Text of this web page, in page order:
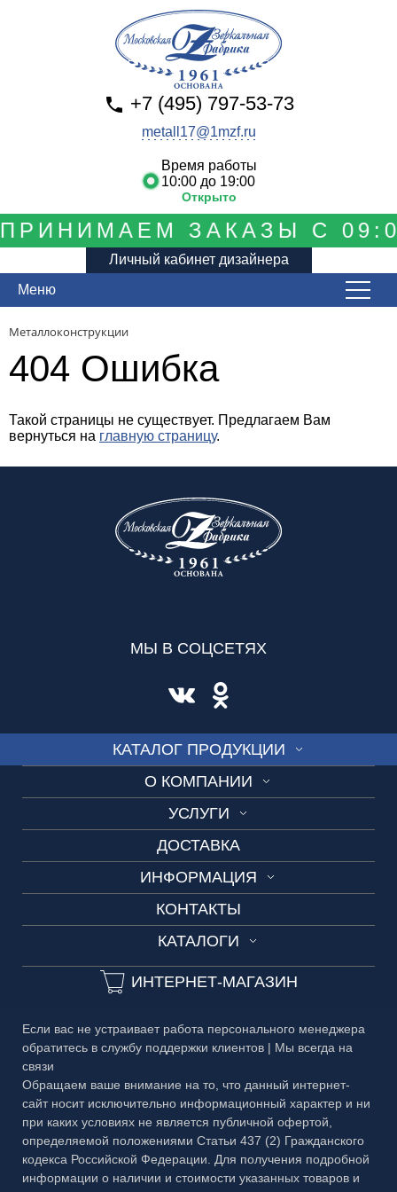
ЗАКАЗЫ С
Личный кабинет дизайнера
Время работы
10:00 до 19:00
Открыто
+7 (495) 797-53-73
metall17@1mzf.ru
Меню
Металлоконструкции
404 Ошибка
Такой страницы не существует. Предлагаем Вам
вернуться на главную страницу.
КАТАЛОГ ПРОДУКЦИИ
ЗЕРКАЛА
МЕТАЛЛ
О КОМПАНИИ
3D-тур на производство
УСЛУГИ
Изготовление по шаблону
Замеры и консультации
Разработка дизайн-проекта
ДОСТАВКА
ИНФОРМАЦИЯ
Технические условия
Сроки изготовления
Частые вопросы
Публичная оферта
КОНТАКТЫ
КАТАЛОГИ
Каталог №1 Зеркальные изделия
Каталог №3 Двери
Каталог №5 Стеклянные ограждения
Каталог №6 Металлоконструкции
Каталог №7 Матовые рисунки
ИНТЕРНЕТ-МАГАЗИН
МЫ В СОЦСЕТЯХ
Если вас не устраивает работа персонального менеджера
обратитесь в службу поддержки клиентов | Мы всегда на
связи
Обращаем ваше внимание на то, что данный интернет-
сайт носит исключительно информационный характер и ни
при каких условиях не является публичной офертой,
определяемой положениями Статьи 437 (2) Гражданского
кодекса Российской Федерации. Для получения подробной
информации о наличии и стоимости указанных товаров и